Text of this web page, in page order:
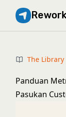
The Library
Panduan
Pasukan